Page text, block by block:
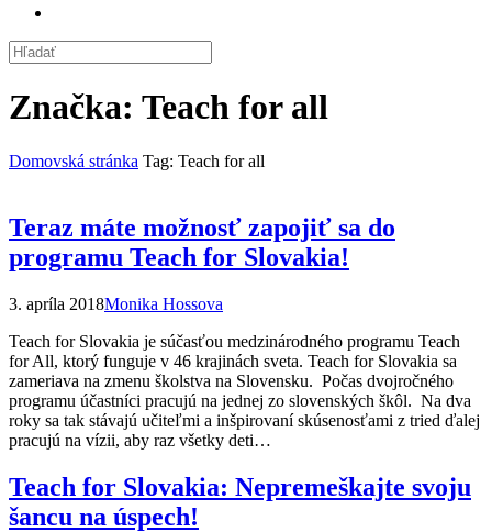
Značka: Teach for all
Domovská stránka Tag: Teach for all
Teraz máte možnosť zapojiť sa do
programu Teach for Slovakia!
3. apríla 2018Monika Hossova
Teach for Slovakia je súčasťou medzinárodného programu Teach
for All, ktorý funguje v 46 krajinách sveta. Teach for Slovakia sa
zameriava na zmenu školstva na Slovensku. Počas dvojročného
programu účastníci pracujú na jednej zo slovenských škôl. Na dva
roky sa tak stávajú učiteľmi a inšpirovaní skúsenosťami z tried ďalej
pracujú na vízii, aby raz všetky deti…
Teach for Slovakia: Nepremeškajte svoju
šancu na úspech!